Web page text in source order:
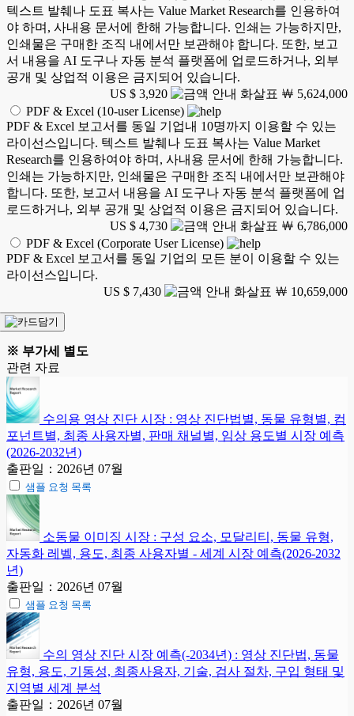
텍스트 발췌나 도표 복사는 Value Market Research를 인용하여
야 하며, 사내용 문서에 한해 가능합니다. 인쇄는 가능하지만,
인쇄물은 구매한 조직 내에서만 보관해야 합니다. 또한, 보고
서 내용을 AI 도구나 자동 분석 플랫폼에 업로드하거나, 외부
공개 및 상업적 이용은 금지되어 있습니다.
US $ 3,920
￦ 5,624,000
PDF & Excel (10-user License)
PDF & Excel 보고서를 동일 기업내 10명까지 이용할 수 있는
라이선스입니다. 텍스트 발췌나 도표 복사는 Value Market
Research를 인용하여야 하며, 사내용 문서에 한해 가능합니다.
인쇄는 가능하지만, 인쇄물은 구매한 조직 내에서만 보관해야
합니다. 또한, 보고서 내용을 AI 도구나 자동 분석 플랫폼에 업
로드하거나, 외부 공개 및 상업적 이용은 금지되어 있습니다.
US $ 4,730
￦ 6,786,000
PDF & Excel (Corporate User License)
PDF & Excel 보고서를 동일 기업의 모든 분이 이용할 수 있는
라이선스입니다.
US $ 7,430
￦ 10,659,000
※ 부가세 별도
관련 자료
수의용 영상 진단 시장 : 영상 진단법별, 동물 유형별, 컴
포넌트별, 최종 사용자별, 판매 채널별, 임상 용도별 시장 예측
(2026-2032년)
출판일：2026년 07월
샘플 요청 목록
소동물 이미징 시장 : 구성 요소, 모달리티, 동물 유형,
자동화 레벨, 용도, 최종 사용자별 - 세계 시장 예측(2026-2032
년)
출판일：2026년 07월
샘플 요청 목록
수의 영상 진단 시장 예측(-2034년) : 영상 진단법, 동물
유형, 용도, 기동성, 최종사용자, 기술, 검사 절차, 구입 형태 및
지역별 세계 분석
출판일：2026년 07월